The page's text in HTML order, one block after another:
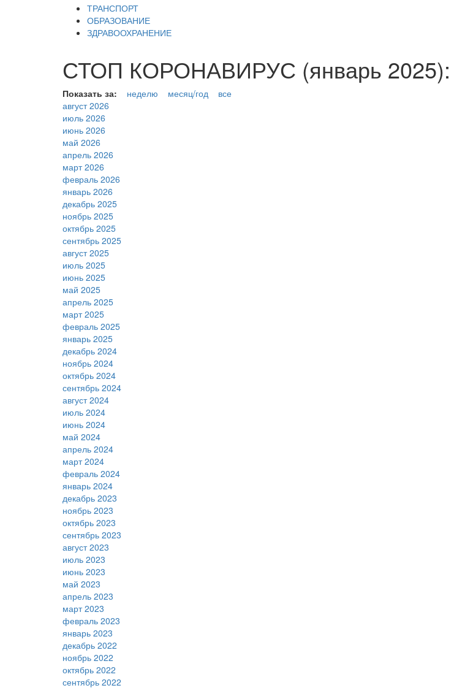
ТРАНСПОРТ
ОБРАЗОВАНИЕ
ЗДРАВООХРАНЕНИЕ
СТОП КОРОНАВИРУС (январь 2025):
Показать за: неделю месяц/год
все
август 2026
июль 2026
июнь 2026
май 2026
апрель 2026
март 2026
февраль 2026
январь 2026
декабрь 2025
ноябрь 2025
октябрь 2025
сентябрь 2025
август 2025
июль 2025
июнь 2025
май 2025
апрель 2025
март 2025
февраль 2025
январь 2025
декабрь 2024
ноябрь 2024
октябрь 2024
сентябрь 2024
август 2024
июль 2024
июнь 2024
май 2024
апрель 2024
март 2024
февраль 2024
январь 2024
декабрь 2023
ноябрь 2023
октябрь 2023
сентябрь 2023
август 2023
июль 2023
июнь 2023
май 2023
апрель 2023
март 2023
февраль 2023
январь 2023
декабрь 2022
ноябрь 2022
октябрь 2022
сентябрь 2022